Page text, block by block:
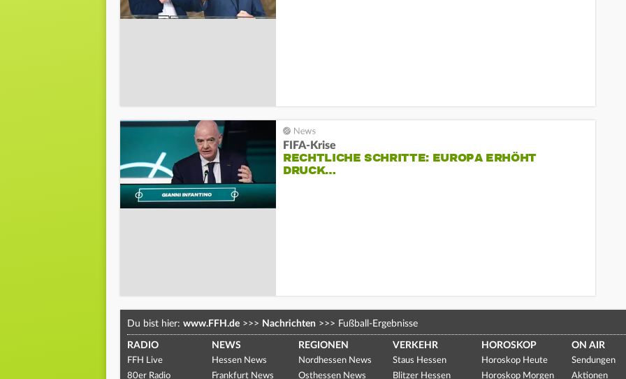
FIFA-Krise
RECHTLICHE SCHRITTE: EUROPA ERHÖHT
DRUCK…
Du bist hier: www.FFH.de >>> Nachrichten >>> Fußball-Ergebnisse
RADIO
FFH Live
80er Radio
NEWS
Hessen News
Frankfurt News
REGIONEN
Nordhessen News
Osthessen News
VERKEHR
Staus Hessen
Blitzer Hessen
HOROSKOP
Horoskop Heute
Horoskop Morgen
ON AIR
Sendungen
Aktionen